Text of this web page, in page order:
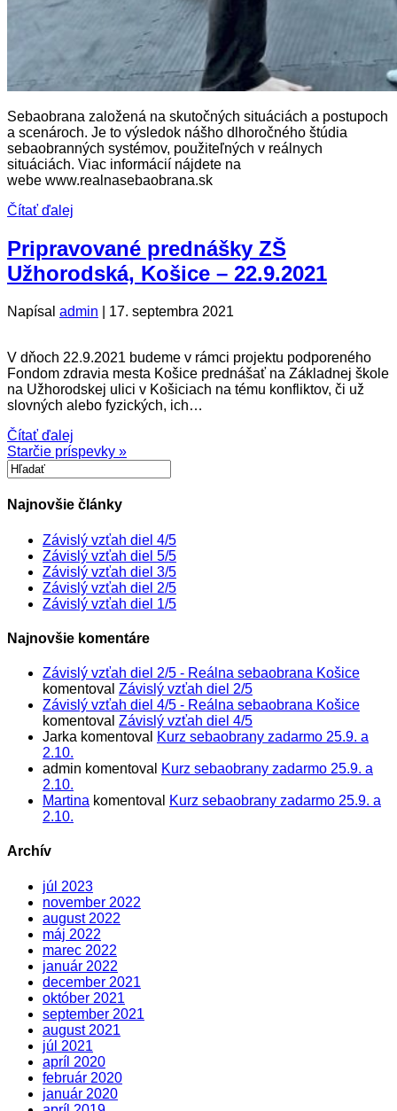
Sebaobrana založená na skutočných situáciách a postupoch
a scenároch. Je to výsledok nášho dlhoročného štúdia
sebaobranných systémov, použiteľných v reálnych
situáciách. Viac informácií nájdete na
webe www.realnasebaobrana.sk
Čítať ďalej
Pripravované prednášky ZŠ
Užhorodská, Košice – 22.9.2021
Napísal admin 17. septembra 2021
V dňoch 22.9.2021 budeme v rámci projektu podporeného
Fondom zdravia mesta Košice prednášať na Základnej škole
na Užhorodskej ulici v Košiciach na tému konfliktov, či už
slovných alebo fyzických, ich…
Čítať ďalej
Starčie príspevky »
Najnovšie články
Závislý vzťah diel 4/5
Závislý vzťah diel 5/5
Závislý vzťah diel 3/5
Závislý vzťah diel 2/5
Závislý vzťah diel 1/5
Najnovšie komentáre
Závislý vzťah diel 2/5 - Reálna sebaobrana Košice
komentoval Závislý vzťah diel 2/5
Závislý vzťah diel 4/5 - Reálna sebaobrana Košice
komentoval Závislý vzťah diel 4/5
Jarka komentoval
Kurz sebaobrany zadarmo 25.9. a
2.10.
admin komentoval
Kurz sebaobrany zadarmo 25.9. a
2.10.
Martina komentoval
Kurz sebaobrany zadarmo 25.9. a
2.10.
Archív
júl 2023
november 2022
august 2022
máj 2022
marec 2022
január 2022
december 2021
október 2021
september 2021
august 2021
júl 2021
apríl 2020
február 2020
január 2020